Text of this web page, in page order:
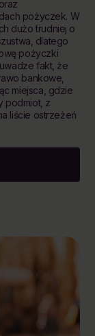
pożyczek. W
dużo trudniej o
dlatego
pożyczki
fakt, że
bankowe,
miejsca, gdzie
podmiot, z
liście ostrzeżeń